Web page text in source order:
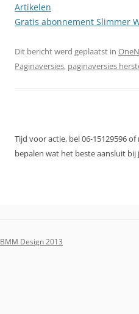
Artikelen
Gratis abonnement Slimmer
Dit bericht werd geplaatst in
Paginaversies, paginaversies
Tijd voor actie, bel 06-15129596
bepalen wat het beste aansluit bij
BMM Design 2013